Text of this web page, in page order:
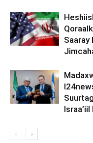
Saaray